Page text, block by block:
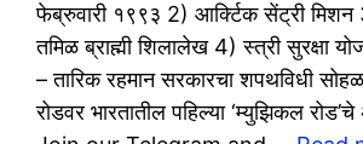
फेब्रुवारी १९९३ 2) आर्क्टिक सेंट्री मिशन
तमिळ ब्राह्मी शिलालेख 4) स्त्री सुरक्षा
– तारिक रहमान सरकारचा शपथविधी
रोडवर भारतातील पहिल्या ‘म्युझिकल